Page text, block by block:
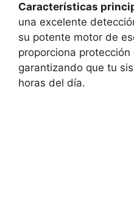
Características
una excelente
su potente motor de
proporciona
garantizando que tu
horas del día.